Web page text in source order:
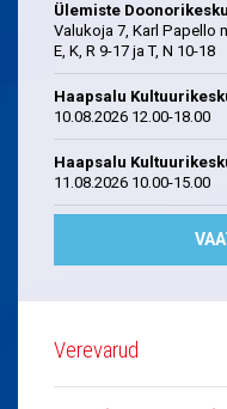
Ülemiste
Valukoja 7, Karl Papello
E, K, R 9-17 ja T, N 10-18
Haapsalu
10.08.2026 12.00-18.00
Haapsalu
11.08.2026 10.00-15.00
Verevarud